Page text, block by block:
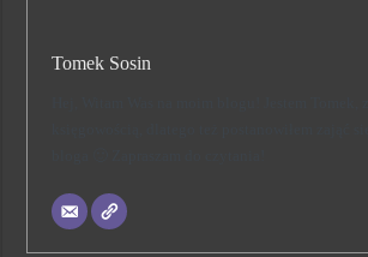
Tomek Sosin